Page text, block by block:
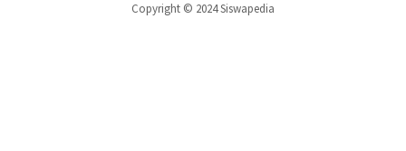
Copyright © 2024 Siswapedia